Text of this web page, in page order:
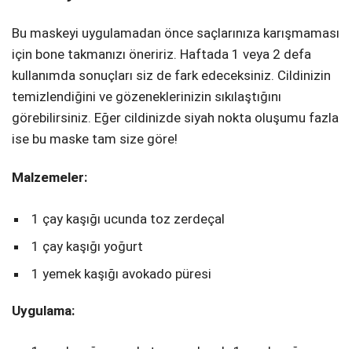
Bu maskeyi uygulamadan önce saçlarınıza karışmaması
için bone takmanızı öneririz. Haftada 1 veya 2 defa
kullanımda sonuçları siz de fark edeceksiniz. Cildinizin
temizlendiğini ve gözeneklerinizin sıkılaştığını
görebilirsiniz. Eğer cildinizde siyah nokta oluşumu fazla
ise bu maske tam size göre!
Malzemeler:
1 çay kaşığı ucunda toz zerdeçal
1 çay kaşığı yoğurt
1 yemek kaşığı avokado püresi
Uygulama: